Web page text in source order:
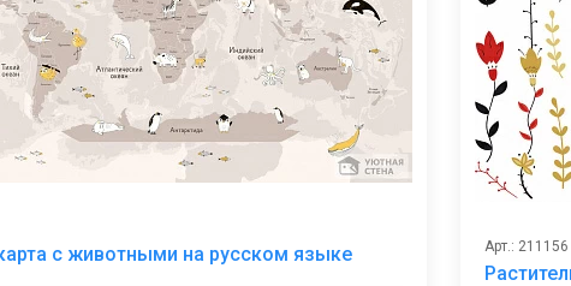
с животными на русском языке
избранное
Арт.: 211156